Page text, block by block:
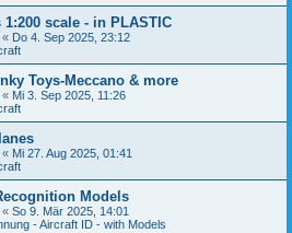
scale - in PLASTIC
« Do 4. Sep 2025, 23:12
Toys-Meccano & more
« Mi 3. Sep 2025, 11:26
« Mi 27. Aug 2025, 01:41
Models
« So 9. Mär 2025, 14:01
- Aircraft ID - with Models